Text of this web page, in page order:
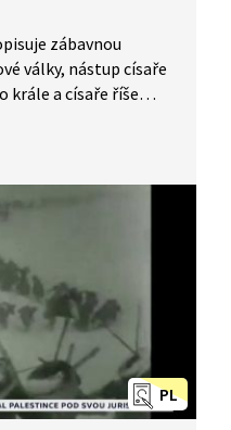
zábavnou
války, nástup císaře
krále a císaře říše
monarchie
PL